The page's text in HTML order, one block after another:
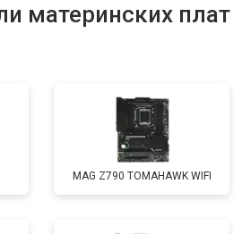
материнских плат
MAG Z790 TOMAHAWK WIFI